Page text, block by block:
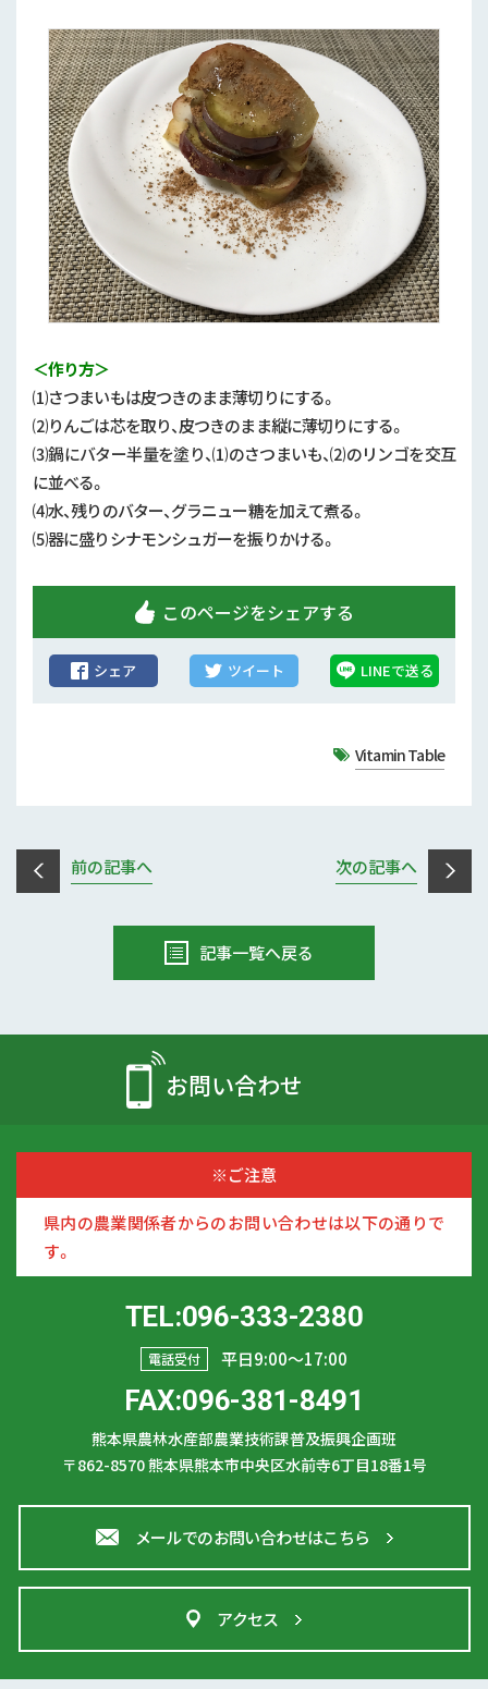
＜作り方＞
⑴さつまいもは皮つきのまま薄切りにする。
⑵りんごは芯を取り、皮つきのまま縦に薄切りにする。
⑶鍋にバター半量を塗り、⑴のさつまいも、⑵のリンゴを交互
に並べる。
⑷水、残りのバター、グラニュー糖を加えて煮る。
⑸器に盛りシナモンシュガーを振りかける。
このページをシェアする
シェア ツイート LINEで送る
Vitamin Table
前の記事へ 次の記事へ
記事一覧へ戻る
お問い合わせ
※ご注意
県内の農業関係者からのお問い合わせは以下の通りで
す。
TEL:096-333-2380
電話受付 平日9:00〜17:00
FAX:096-381-8491
熊本県農林水産部農業技術課普及振興企画班
〒862-8570熊本県熊本市中央区水前寺6丁目18番1号
メールでのお問い合わせはこちら
アクセス